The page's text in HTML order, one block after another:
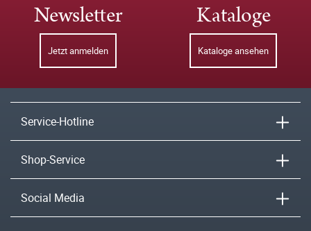
Newsletter
Jetzt anmelden
Kataloge
Kataloge ansehen
Service-Hotline
Shop-Service
Social Media